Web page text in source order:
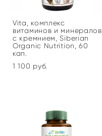
Vita, комплекс
витаминов и минералов
с кремнием, Siberian
Organic Nutrition, 60
кап.
1 100 pуб.